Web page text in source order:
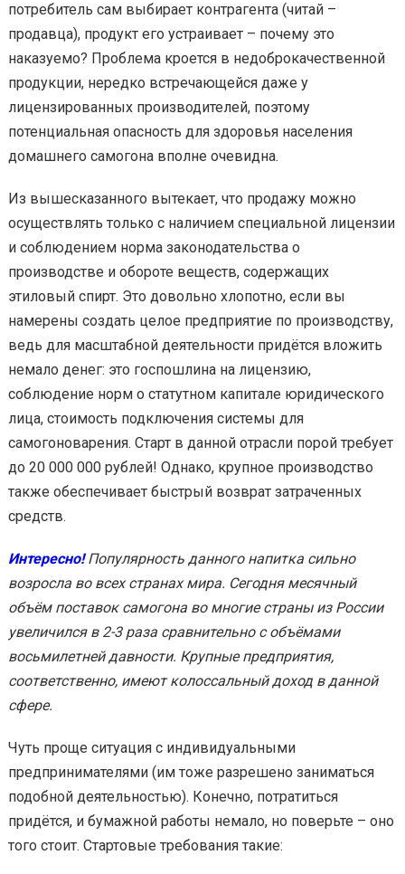
потребитель сам выбирает контрагента (читай –
продавца), продукт его устраивает – почему это
наказуемо? Проблема кроется в недоброкачественной
продукции, нередко встречающейся даже у
лицензированных производителей, поэтому
потенциальная опасность для здоровья населения
домашнего самогона вполне очевидна.
Из вышесказанного вытекает, что продажу можно
осуществлять только с наличием специальной лицензии
и соблюдением норма законодательства о
производстве и обороте веществ, содержащих
этиловый спирт. Это довольно хлопотно, если вы
намерены создать целое предприятие по производству,
ведь для масштабной деятельности придётся вложить
немало денег: это госпошлина на лицензию,
соблюдение норм о статутном капитале юридического
лица, стоимость подключения системы для
самогоноварения. Старт в данной отрасли порой требует
до 20 000 000 рублей! Однако, крупное производство
также обеспечивает быстрый возврат затраченных
средств.
Интересно!Популярность данного напитка сильно
возросла во всех странах мира. Сегодня месячный
объём поставок самогона во многие страны из России
увеличился в 2-3 раза сравнительно с объёмами
восьмилетней давности. Крупные предприятия,
соответственно, имеют колоссальный доход в данной
сфере.
Чуть проще ситуация с индивидуальными
предпринимателями (им тоже разрешено заниматься
подобной деятельностью). Конечно, потратиться
придётся, и бумажной работы немало, но поверьте – оно
того стоит. Стартовые требования такие: